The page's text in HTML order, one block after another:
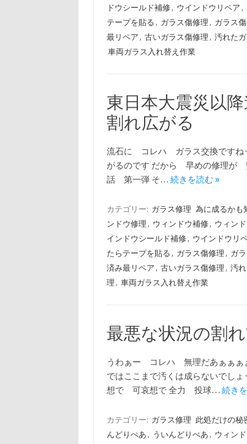
ドウシールド補修, ウインドウリペア ,
テープを貼る , ガラス傷修理 , ガラス
最リペア , 古いガラス傷修理 , 汚れた
車両ガラス入れ替え作業
東日本大震災以
割れ広がる
流石に コレハ ガラス交換ですね
がるのです だから 早めの修理が
話 第一弾 そ… 続きを読む »
カテゴリー: ガラス修理 為に成るかも
ンドウ修理 , ウィンドウ補修, ウィン
インドウシールド補修, ウインドウリ
たらテープを貼る , ガラス傷修理 , ガ
済み最リペア , 古いガラス傷修理 , 汚
理 , 車両ガラス入れ替え作業
最悪な状況の割
うわぁー コレハ 無理だあぁぁ
ではここまで汚くは成らないでし
想で 可哀想で 全力 投球… 続き
カテゴリー: ガラス修理 此処だけの秘
んどりぺあ , ういんどりぺあ , ウィン